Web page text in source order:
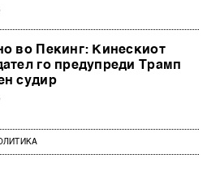
во Пекинг: Кинескиот
го предупреди Трамп
судир